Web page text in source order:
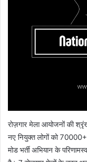
रोज़गार मेला आयोजनों की
नए नियुक्त लोगों को
मोड भर्ती अभियान के